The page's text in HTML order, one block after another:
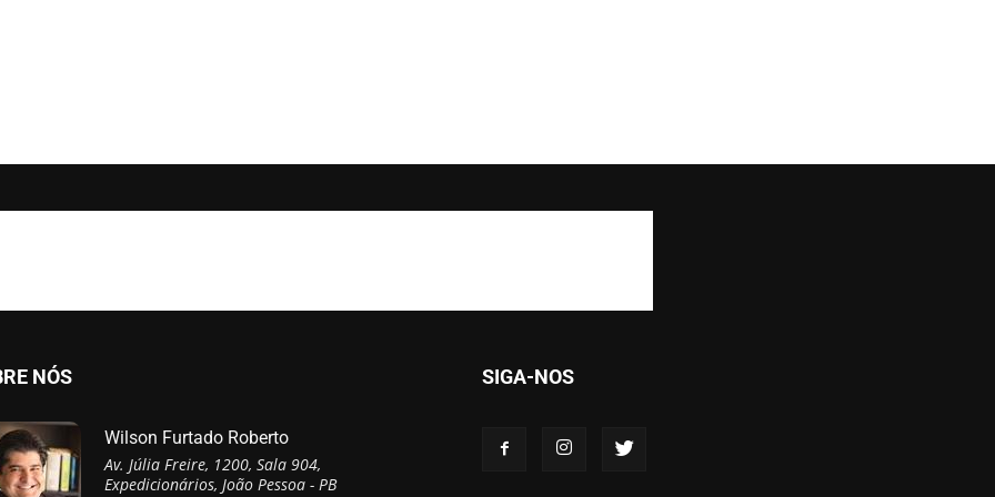
NÓS
Wilson Furtado Roberto
Av. Júlia Freire, 1200, Sala 904,
Expedicionários, João Pessoa - PB
SIGA-NOS